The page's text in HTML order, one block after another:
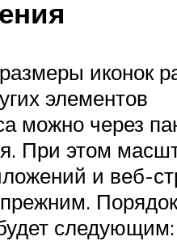
иконок
элементов
можно через
При этом
и веб-
прежним. Порядок
следующим: